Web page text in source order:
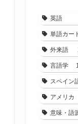
英語
単語カー
外来語
言語学
スペイン
アメリカ
意味・語